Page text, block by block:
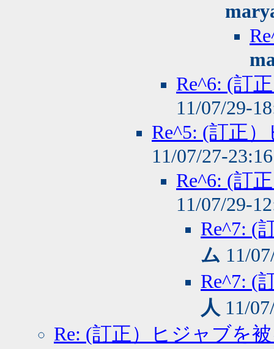
Re^6: (訂
11/07/29-
Re^5: (訂正
11/07/27-
Re^6: (訂
11/07/29-
Re^7: (
ム 11/
Re^7: (
人 11/
Re: (訂正）ヒジャブを